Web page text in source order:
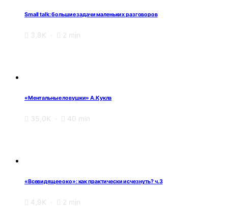
Small talk: большие задачи маленьких разговоров
3,8K 2 min
«Ментальные ловушки» А.Кукла
35,0K 40 min
«Всевидящее око»: как практически исчезнуть? ч.3
4,9K 2 min